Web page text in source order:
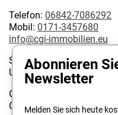
Telefon: 06842-7086292
Mobil: 0171-3457680
info@cgi-immobilien.eu
Steuernummer: 075/222/
USt-IdNr.: DE 314128585
Geschäftsinhaber:
Christophe Garattoni
Abonnieren
Newsletter
Melden Sie sich heute